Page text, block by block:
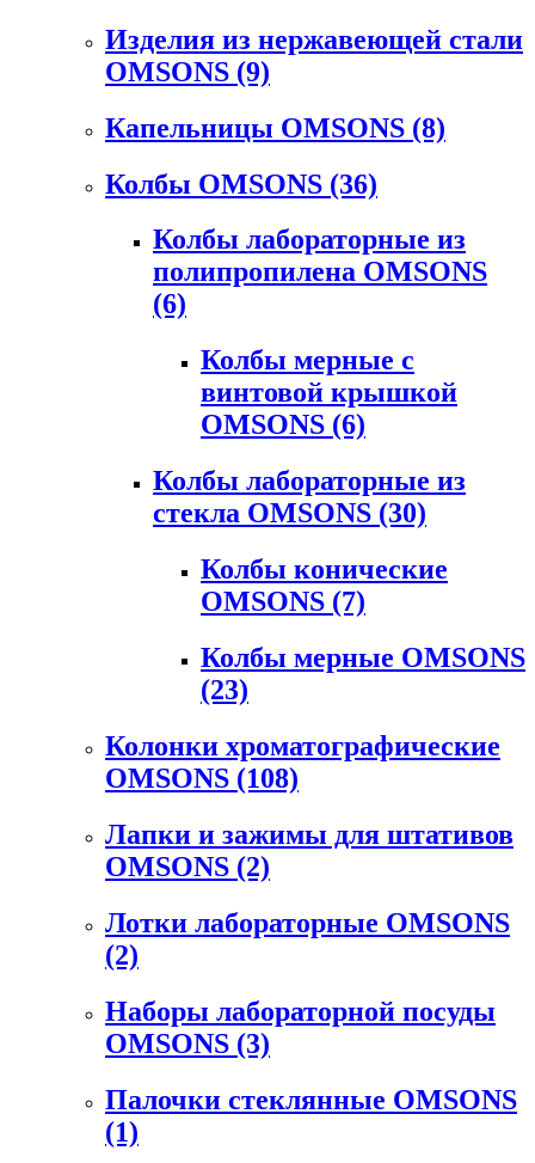
Изделия из нержавеющей стали
OMSONS (9)
Капельницы OMSONS (8)
Колбы OMSONS (36)
Колбы лабораторные из
полипропилена OMSONS
(6)
Колбы мерные с
винтовой крышкой
OMSONS (6)
Колбы лабораторные из
стекла OMSONS (30)
Колбы конические
OMSONS (7)
Колбы мерные OMSONS
(23)
Колонки хроматографические
OMSONS (108)
Лапки и зажимы для штативов
OMSONS (2)
Лотки лабораторные OMSONS
(2)
Наборы лабораторной посуды
OMSONS (3)
Палочки стеклянные OMSONS
(1)